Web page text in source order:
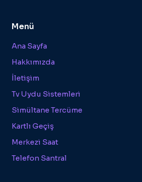
Menü
Ana Sayfa
Hakkımızda
İletişim
Tv Uydu Sistemleri
Simültane Tercüme
Kartlı Geçiş
Merkezi Saat
Telefon Santral